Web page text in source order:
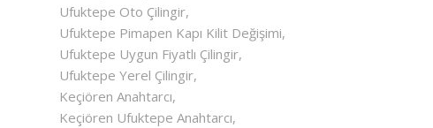
Ufuktepe Oto Çilingir,
Ufuktepe Pimapen Kapı Kilit Değişimi,
Ufuktepe Uygun Fiyatlı Çilingir,
Ufuktepe Yerel Çilingir,
Keçiören Anahtarcı,
Keçiören Ufuktepe Anahtarcı,